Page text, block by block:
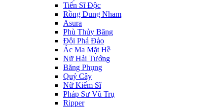
Tiến Sĩ Độc
Rồng Dung Nham
Asura
Phù Thủy Băng
Đội Phá Đảo
Ác Ma Mặt Hề
Nữ Hải Tướng
Băng Phụng
Quỷ Cây
Nữ Kiếm Sĩ
Pháp Sư Vũ Trụ
Ripper